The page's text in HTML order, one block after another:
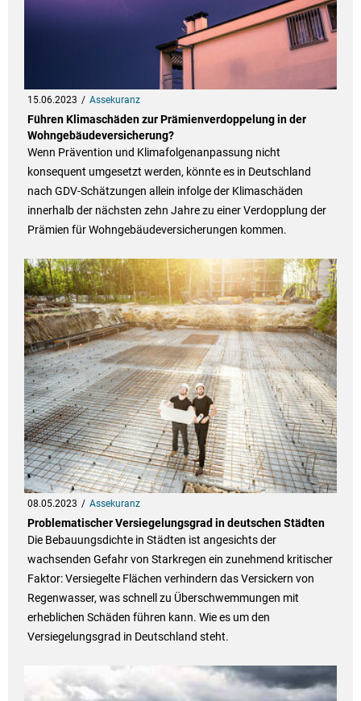
15.06.2023 Assekuranz
Führen Klimaschäden zur Prämienverdoppelung in der
Wohngebäudeversicherung?
Wenn Prävention und Klimafolgenanpassung nicht
konsequent umgesetzt werden, könnte es in Deutschland
nach GDV-Schätzungen allein infolge der Klimaschäden
innerhalb der nächsten zehn Jahre zu einer Verdopplung der
Prämien für Wohngebäudeversicherungen kommen.
08.05.2023 Assekuranz
Problematischer Versiegelungsgrad in deutschen Städten
Die Bebauungsdichte in Städten ist angesichts der
wachsenden Gefahr von Starkregen ein zunehmend kritischer
Faktor: Versiegelte Flächen verhindern das Versickern von
Regenwasser, was schnell zu Überschwemmungen mit
erheblichen Schäden führen kann. Wie es um den
Versiegelungsgrad in Deutschland steht.